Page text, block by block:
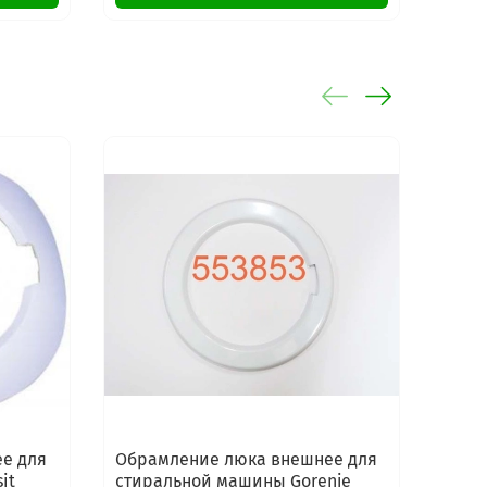
6012
для
Обрамление люка внешнее для
стиральной машины Gorenje